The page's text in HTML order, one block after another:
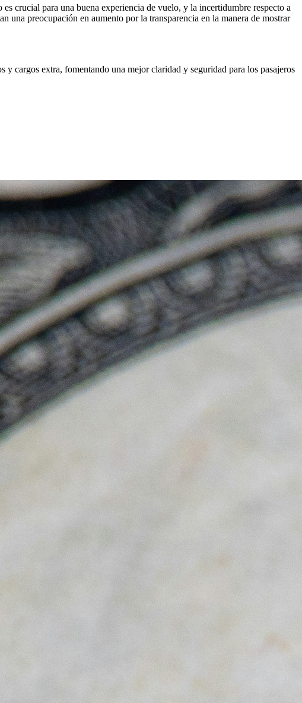
crucial para una buena experiencia de vuelo, y la incertidumbre respecto a
una preocupación en aumento por la transparencia en la manera de mostrar
y cargos extra, fomentando una mejor claridad y seguridad para los pasajeros